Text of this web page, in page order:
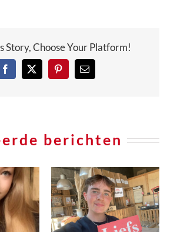
Story, Choose Your Platform!
Facebook
X Pinterest
e-
berichten